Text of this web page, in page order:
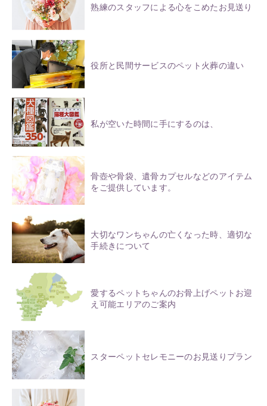
熟練のスタッフによる心をこめたお見送り
役所と民間サービスのペット火葬の違い
私が空いた時間に手にするのは、
骨壺や骨袋、遺骨カプセルなどのアイテム
をご提供しています。
大切なワンちゃんの亡くなった時、適切な
手続きについて
愛するペットちゃんのお骨上げペットお迎
え可能エリアのご案内
スターペットセレモニーのお見送りプラン